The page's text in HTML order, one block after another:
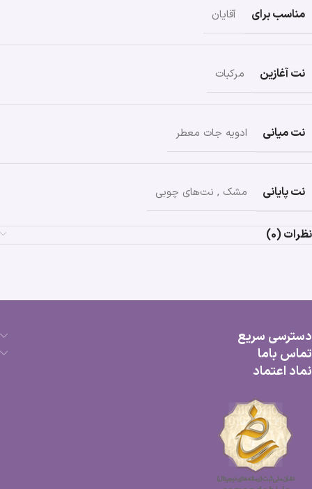
مناسب برای آقایان
نت آغازین مرکبات
نت میانی ادویه جات معطر
نت پایانی مشک , نت‌های چوبی
نظرات (0)
دسترسی سریع
تماس باما
نماد اعتماد